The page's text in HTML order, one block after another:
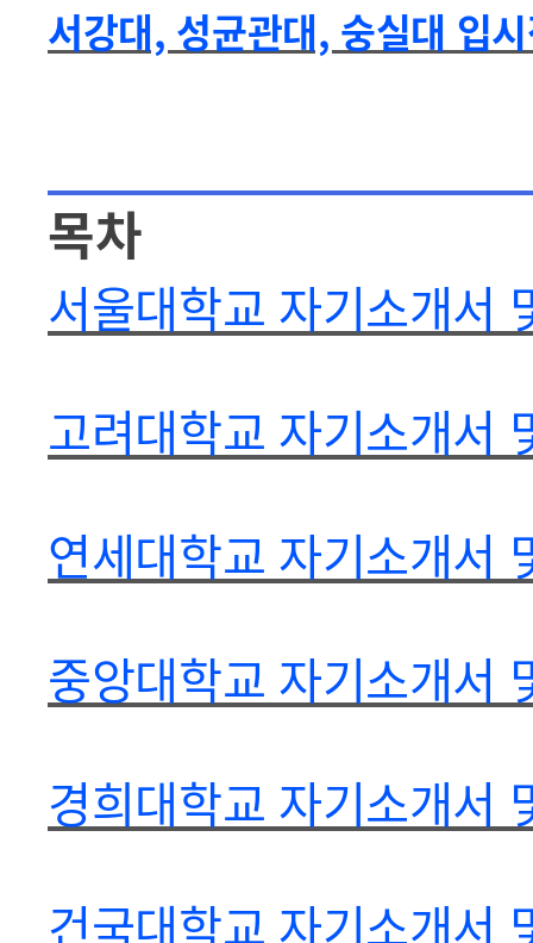
서강대, 성균관대, 숭실대 입
목차
서울대학교 자기소개서
고려대학교 자기소개서
연세대학교 자기소개서
중앙대학교 자기소개서
경희대학교 자기소개서
건국대학교 자기소개서